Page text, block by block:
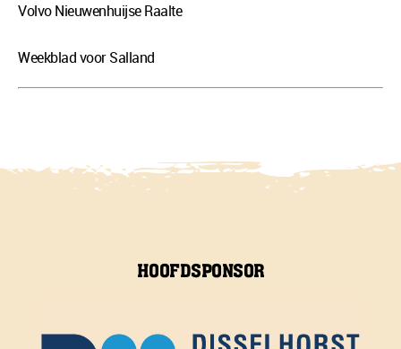
Volvo Nieuwenhuijse Raalte
Weekblad voor Salland
HOOFDSPONSOR